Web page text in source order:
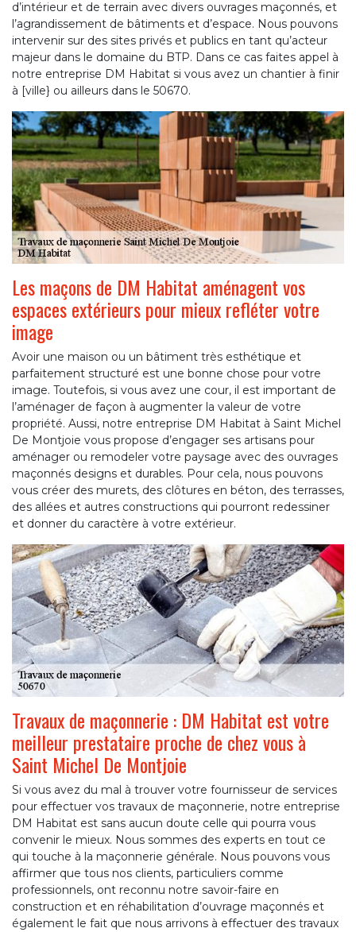
d’intérieur et de terrain avec divers ouvrages maçonnés, et
l’agrandissement de bâtiments et d’espace. Nous pouvons
intervenir sur des sites privés et publics en tant qu’acteur
majeur dans le domaine du BTP. Dans ce cas faites appel à
notre entreprise DM Habitat si vous avez un chantier à finir
à [ville} ou ailleurs dans le 50670.
Les maçons de DM Habitat aménagent vos
espaces extérieurs pour mieux refléter votre
image
Avoir une maison ou un bâtiment très esthétique et
parfaitement structuré est une bonne chose pour votre
image. Toutefois, si vous avez une cour, il est important de
l’aménager de façon à augmenter la valeur de votre
propriété. Aussi, notre entreprise DM Habitat à Saint Michel
De Montjoie vous propose d’engager ses artisans pour
aménager ou remodeler votre paysage avec des ouvrages
maçonnés designs et durables. Pour cela, nous pouvons
vous créer des murets, des clôtures en béton, des terrasses,
des allées et autres constructions qui pourront redessiner
et donner du caractère à votre extérieur.
Travaux de maçonnerie : DM Habitat est votre
meilleur prestataire proche de chez vous à
Saint Michel De Montjoie
Si vous avez du mal à trouver votre fournisseur de services
pour effectuer vos travaux de maçonnerie, notre entreprise
DM Habitat est sans aucun doute celle qui pourra vous
convenir le mieux. Nous sommes des experts en tout ce
qui touche à la maçonnerie générale. Nous pouvons vous
affirmer que tous nos clients, particuliers comme
professionnels, ont reconnu notre savoir-faire en
construction et en réhabilitation d’ouvrage maçonnés et
également le fait que nous arrivons à effectuer des travaux